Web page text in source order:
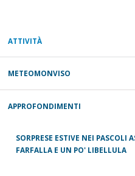
ATTIVITÀ
METEOMONVISO
APPROFONDIMENTI
SORPRESE ESTIVE NEI PASCOLI
FARFALLA E UN PO' LIBELLULA